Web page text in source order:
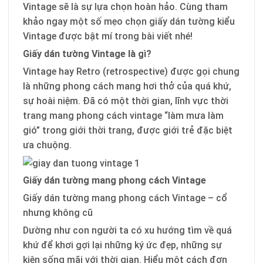
Vintage sẽ là sự lựa chọn hoàn hảo. Cùng tham
khảo ngay một số mẹo chọn giấy dán tường kiểu
Vintage được bật mí trong bài viết nhé!
Giấy dán tường Vintage là gì?
Vintage hay Retro (retrospective) được gọi chung
là những phong cách mang hơi thở của quá khứ,
sự hoài niệm. Đã có một thời gian, lĩnh vực thời
trang mang phong cách vintage “làm mưa làm
gió” trong giới thời trang, được giới trẻ đặc biệt
ưa chuộng.
Giấy dán tường mang phong cách Vintage
Giấy dán tường mang phong cách Vintage – cổ
nhưng không cũ
Dường như con người ta có xu hướng tìm về quá
khứ để khơi gợi lại những ký ức đẹp, những sự
kiện sống mãi với thời gian. Hiểu một cách đơn